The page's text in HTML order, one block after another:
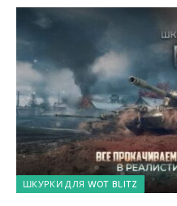
ШКУРКИ ДЛЯ WOT BLITZ